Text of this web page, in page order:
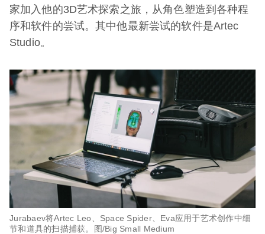
家加入他的3D艺术探索之旅，从角色塑造到各种程
序和软件的尝试。其中他最新尝试的软件是Artec
Studio。
Jurabaev将Artec Leo、Space Spider、Eva应用于艺术创作中细
节和道具的扫描捕获。图/Big Small Medium